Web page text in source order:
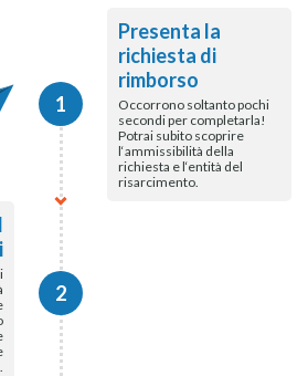
1
Presenta la
richiesta di
rimborso
Occorrono soltanto pochi
secondi per completarla!
Potrai subito scoprire
l‘ammissibilità della
richiesta e l‘entità del
risarcimento.
2